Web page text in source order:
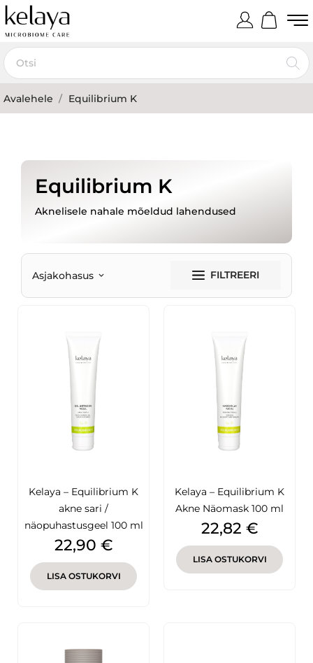
Avalehele Equilibrium K
Equilibrium K
Aknelisele nahale mõeldud lahendused
Asjakohasus keyboard_arrow_down FILTREERI
Kelaya – Equilibrium K
akne sari /
näopuhastusgeel 100 ml
Hind
22,90 €
LISA OSTUKORVI
Kelaya – Equilibrium K
Akne Näomask 100 ml
Hind
22,82 €
LISA OSTUKORVI